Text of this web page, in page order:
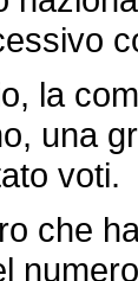
la
una
voti.
che